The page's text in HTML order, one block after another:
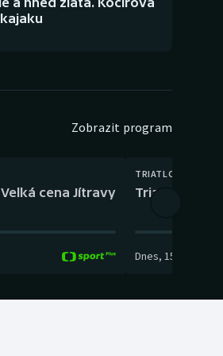
Zobrazit program
cena Jítravy
TRIATLON
Triatlon:
Dnes, 15:00